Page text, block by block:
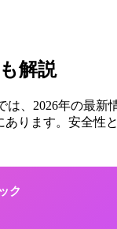
解説
、2026年の最新
ります。安全性
ク